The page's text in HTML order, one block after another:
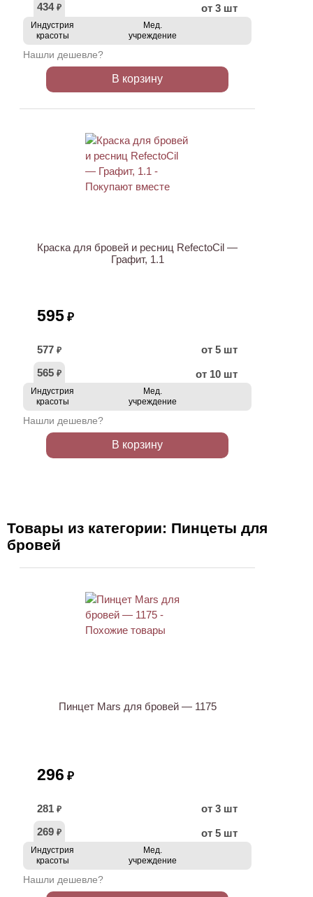
434 ₽ от 3 шт
Индустрия
красоты
Мед.
учреждение
Нашли дешевле?
В корзину
Краска для бровей и ресниц RefectoCil —
Графит, 1.1
595 ₽
577 ₽
от 5 шт
565 ₽ от 10 шт
Индустрия
красоты
Мед.
учреждение
Нашли дешевле?
В корзину
Товары из категории: Пинцеты для
бровей
Пинцет Mars для бровей — 1175
296 ₽
281 ₽
от 3 шт
269 ₽ от 5 шт
Индустрия
красоты
Мед.
учреждение
Нашли дешевле?